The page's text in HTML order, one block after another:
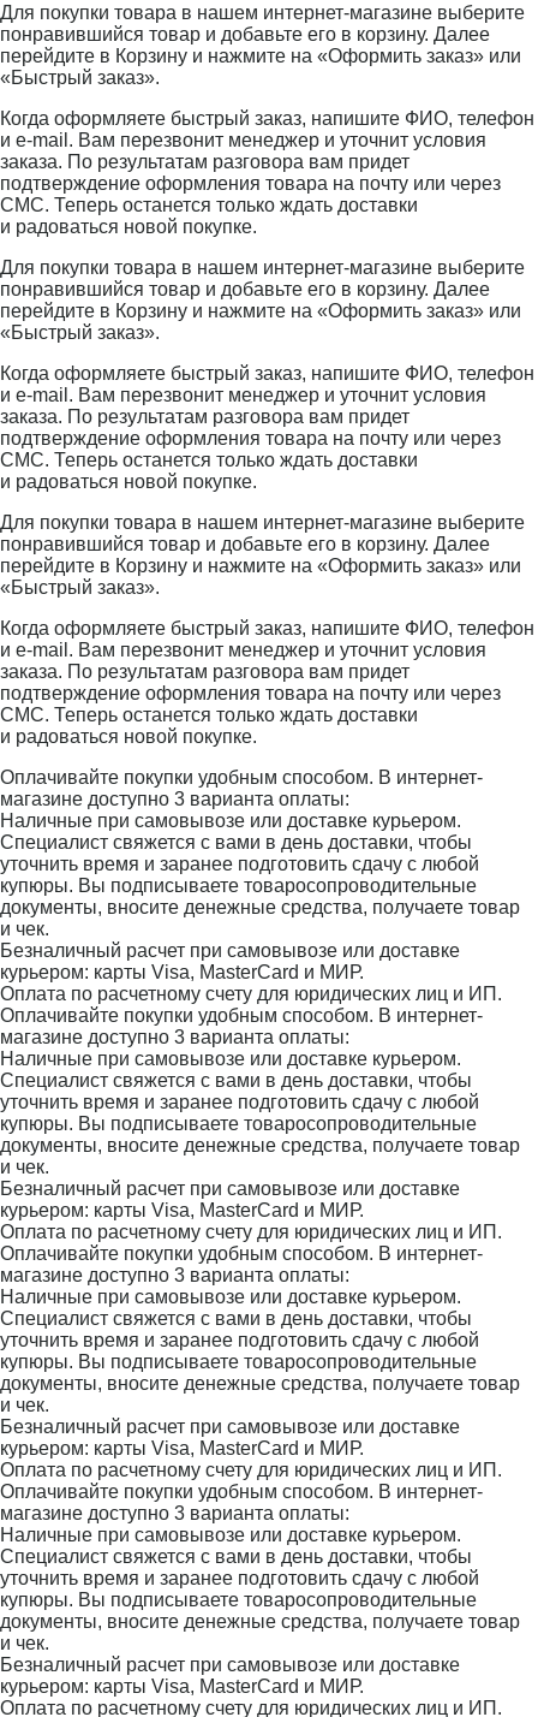
Для покупки товара в нашем интернет-магазине выберите
понравившийся товар и добавьте его в корзину. Далее
перейдите в Корзину и нажмите на «Оформить заказ» или
«Быстрый заказ».
Когда оформляете быстрый заказ, напишите ФИО, телефон
и e-mail. Вам перезвонит менеджер и уточнит условия
заказа. По результатам разговора вам придет
подтверждение оформления товара на почту или через
СМС. Теперь останется только ждать доставки
и радоваться новой покупке.
Для покупки товара в нашем интернет-магазине выберите
понравившийся товар и добавьте его в корзину. Далее
перейдите в Корзину и нажмите на «Оформить заказ» или
«Быстрый заказ».
Когда оформляете быстрый заказ, напишите ФИО, телефон
и e-mail. Вам перезвонит менеджер и уточнит условия
заказа. По результатам разговора вам придет
подтверждение оформления товара на почту или через
СМС. Теперь останется только ждать доставки
и радоваться новой покупке.
Для покупки товара в нашем интернет-магазине выберите
понравившийся товар и добавьте его в корзину. Далее
перейдите в Корзину и нажмите на «Оформить заказ» или
«Быстрый заказ».
Когда оформляете быстрый заказ, напишите ФИО, телефон
и e-mail. Вам перезвонит менеджер и уточнит условия
заказа. По результатам разговора вам придет
подтверждение оформления товара на почту или через
СМС. Теперь останется только ждать доставки
и радоваться новой покупке.
Оплачивайте покупки удобным способом. В интернет-
магазине доступно 3 варианта оплаты:
Наличные при самовывозе или доставке курьером.
Специалист свяжется с вами в день доставки, чтобы
уточнить время и заранее подготовить сдачу с любой
купюры. Вы подписываете товаросопроводительные
документы, вносите денежные средства, получаете товар
и чек.
Безналичный расчет при самовывозе или доставке
курьером: карты Visa, MasterCard и МИР.
Оплата по расчетному счету для юридических лиц и ИП.
Оплачивайте покупки удобным способом. В интернет-
магазине доступно 3 варианта оплаты:
Наличные при самовывозе или доставке курьером.
Специалист свяжется с вами в день доставки, чтобы
уточнить время и заранее подготовить сдачу с любой
купюры. Вы подписываете товаросопроводительные
документы, вносите денежные средства, получаете товар
и чек.
Безналичный расчет при самовывозе или доставке
курьером: карты Visa, MasterCard и МИР.
Оплата по расчетному счету для юридических лиц и ИП.
Оплачивайте покупки удобным способом. В интернет-
магазине доступно 3 варианта оплаты:
Наличные при самовывозе или доставке курьером.
Специалист свяжется с вами в день доставки, чтобы
уточнить время и заранее подготовить сдачу с любой
купюры. Вы подписываете товаросопроводительные
документы, вносите денежные средства, получаете товар
и чек.
Безналичный расчет при самовывозе или доставке
курьером: карты Visa, MasterCard и МИР.
Оплата по расчетному счету для юридических лиц и ИП.
Оплачивайте покупки удобным способом. В интернет-
магазине доступно 3 варианта оплаты:
Наличные при самовывозе или доставке курьером.
Специалист свяжется с вами в день доставки, чтобы
уточнить время и заранее подготовить сдачу с любой
купюры. Вы подписываете товаросопроводительные
документы, вносите денежные средства, получаете товар
и чек.
Безналичный расчет при самовывозе или доставке
курьером: карты Visa, MasterCard и МИР.
Оплата по расчетному счету для юридических лиц и ИП.